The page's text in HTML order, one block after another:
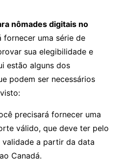
nômades digitais no
fornecer uma série de
sua elegibilidade e
estão alguns dos
podem ser necessários
precisará fornecer uma
válido, que deve ter pelo
validade a partir da data
Canadá.